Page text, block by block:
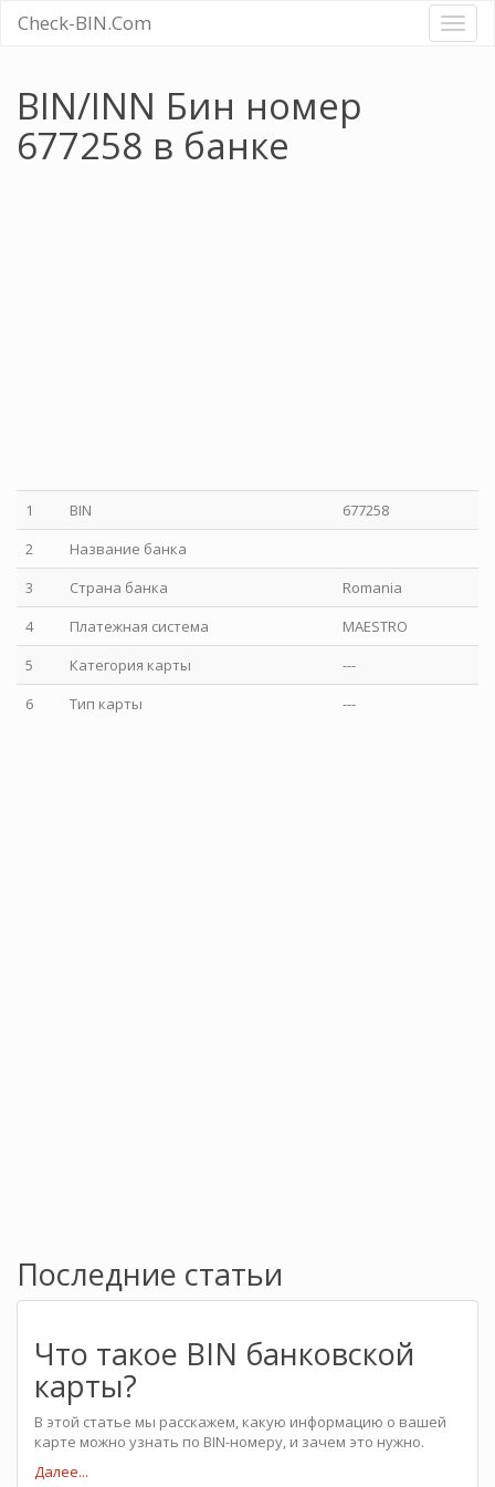
Toggle
Check-BIN.Com
BIN/INN Бин номер
677258 в банке
1 BIN
677258
2
Название банка
3
Страна банка
Romania
4
Платежная система
MAESTRO
5
Категория карты
---
6
Тип карты ---
Последние статьи
Что такое BIN банковской
карты?
В этой статье мы расскажем, какую информацию о вашей
карте можно узнать по BIN-номеру, и зачем это нужно.
Далее...